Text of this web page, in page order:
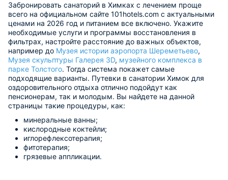
Забронировать санаторий в Химках с лечением проще
всего на официальном сайте 101hotels.com с актуальными
ценами на 2026 год и питанием все включено. Укажите
необходимые услуги и программы восстановления в
фильтрах, настройте расстояние до важных объектов,
например до Музея истории аэропорта Шереметьево,
Музея скульптуры Галерея 3D, музейного комплекса в
парке Толстого. Тогда система покажет самые
подходящие варианты. Путевки в санатории Химок для
оздоровительного отдыха отлично подойдут как
пенсионерам, так и молодым. Вы найдете на данной
страницы такие процедуры, как:
минеральные ванны;
кислородные коктейли;
иглорефлексотерапия;
фитотерапия;
грязевые аппликации.